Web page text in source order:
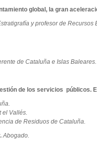
global, la gran
y profesor de
de Cataluña e Islas Baleares.
de los servicios públicos.
el Vallés.
de Residuos de Cataluña.
Abogado.